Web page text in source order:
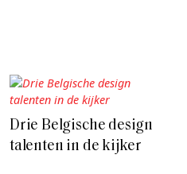
Drie Belgische design
talenten in de kijker